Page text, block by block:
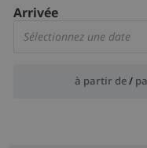
Arrivée
Sélectionnez une date
à partir de/